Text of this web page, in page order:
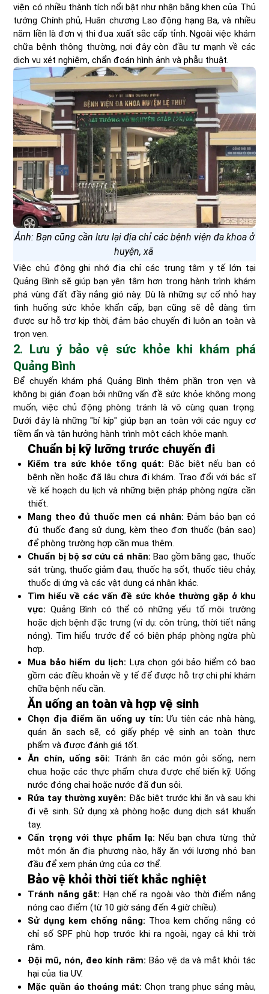
viện có nhiều thành tích nổi bật như nhận bằng khen của Thủ
tướng Chính phủ, Huân chương Lao động hạng Ba, và nhiều
năm liền là đơn vị thi đua xuất sắc cấp tỉnh. Ngoài việc khám
chữa bệnh thông thường, nơi đây còn đầu tư mạnh về các
dịch vụ xét nghiệm, chẩn đoán hình ảnh và phẫu thuật.
Ảnh: Bạn cũng cần lưu lại địa chỉ các bệnh viện đa khoa ở
huyện, xã
Việc chủ động ghi nhớ địa chỉ các trung tâm y tế lớn tại
Quảng Bình sẽ giúp bạn yên tâm hơn trong hành trình khám
phá vùng đất đầy nắng gió này. Dù là những sự cố nhỏ hay
tình huống sức khỏe khẩn cấp, bạn cũng sẽ dễ dàng tìm
được sự hỗ trợ kịp thời, đảm bảo chuyến đi luôn an toàn và
trọn vẹn.
2. Lưu ý bảo vệ sức khỏe khi khám phá
Quảng Bình
Để chuyến khám phá Quảng Bình thêm phần trọn vẹn và
không bị gián đoạn bởi những vấn đề sức khỏe không mong
muốn, việc chủ động phòng tránh là vô cùng quan trọng.
Dưới đây là những "bí kíp" giúp bạn an toàn với các nguy cơ
tiềm ẩn và tận hưởng hành trình một cách khỏe mạnh.
Chuẩn bị kỹ lưỡng trước chuyến đi
Kiểm tra sức khỏe tổng quát: Đặc biệt nếu bạn có
bệnh nền hoặc đã lâu chưa đi khám. Trao đổi với bác sĩ
về kế hoạch du lịch và những biện pháp phòng ngừa cần
thiết.
Mang theo đủ thuốc men cá nhân: Đảm bảo bạn có
đủ thuốc đang sử dụng, kèm theo đơn thuốc (bản sao)
để phòng trường hợp cần mua thêm.
Chuẩn bị bộ sơ cứu cá nhân: Bao gồm băng gạc, thuốc
sát trùng, thuốc giảm đau, thuốc hạ sốt, thuốc tiêu chảy,
thuốc dị ứng và các vật dụng cá nhân khác.
Tìm hiểu về các vấn đề sức khỏe thường gặp ở khu
vực: Quảng Bình có thể có những yếu tố môi trường
hoặc dịch bệnh đặc trưng (ví dụ: côn trùng, thời tiết nắng
nóng). Tìm hiểu trước để có biện pháp phòng ngừa phù
hợp.
Mua bảo hiểm du lịch: Lựa chọn gói bảo hiểm có bao
gồm các điều khoản về y tế để được hỗ trợ chi phí khám
chữa bệnh nếu cần.
Ăn uống an toàn và hợp vệ sinh
Chọn địa điểm ăn uống uy tín: Ưu tiên các nhà hàng,
quán ăn sạch sẽ, có giấy phép vệ sinh an toàn thực
phẩm và được đánh giá tốt.
Ăn chín, uống sôi: Tránh ăn các món gỏi sống, nem
chua hoặc các thực phẩm chưa được chế biến kỹ. Uống
nước đóng chai hoặc nước đã đun sôi.
Rửa tay thường xuyên: Đặc biệt trước khi ăn và sau khi
đi vệ sinh. Sử dụng xà phòng hoặc dung dịch sát khuẩn
tay.
Cẩn trọng với thực phẩm lạ: Nếu bạn chưa từng thử
một món ăn địa phương nào, hãy ăn với lượng nhỏ ban
đầu để xem phản ứng của cơ thể.
Bảo vệ khỏi thời tiết khắc nghiệt
Tránh nắng gắt: Hạn chế ra ngoài vào thời điểm nắng
nóng cao điểm (từ 10 giờ sáng đến 4 giờ chiều).
Sử dụng kem chống nắng: Thoa kem chống nắng có
chỉ số SPF phù hợp trước khi ra ngoài, ngay cả khi trời
râm.
Đội mũ, nón, đeo kính râm: Bảo vệ da và mắt khỏi tác
hại của tia UV.
Mặc quần áo thoáng mát: Chọn trang phục sáng màu,